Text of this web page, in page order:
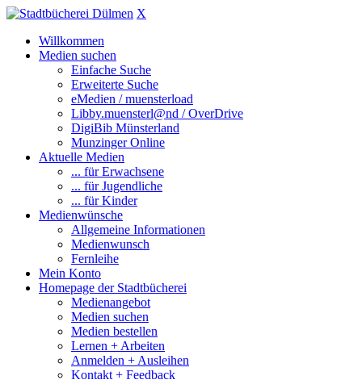
X
Willkommen
Medien suchen
Einfache Suche
Erweiterte Suche
eMedien / muensterload
Libby.muensterl@nd / OverDrive
DigiBib Münsterland
Munzinger Online
Aktuelle Medien
... für Erwachsene
... für Jugendliche
... für Kinder
Medienwünsche
Allgemeine Informationen
Medienwunsch
Fernleihe
Mein Konto
Homepage der Stadtbücherei
Medienangebot
Medien suchen
Medien bestellen
Lernen + Arbeiten
Anmelden + Ausleihen
Kontakt + Feedback